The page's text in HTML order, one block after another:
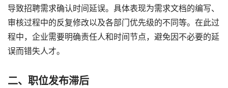
导致招聘需求确认时间延误。具体表现为需求文档的编写、
审核过程中的反复修改以及各部门优先级的不同等。在此过
程中，企业需要明确责任人和时间节点，避免因不必要的延
误而错失人才。
二、 职位发布滞后